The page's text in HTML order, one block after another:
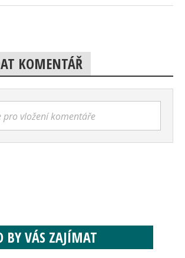
KOMENTÁŘ
pro vložení komentáře
BY VÁS ZAJÍMAT